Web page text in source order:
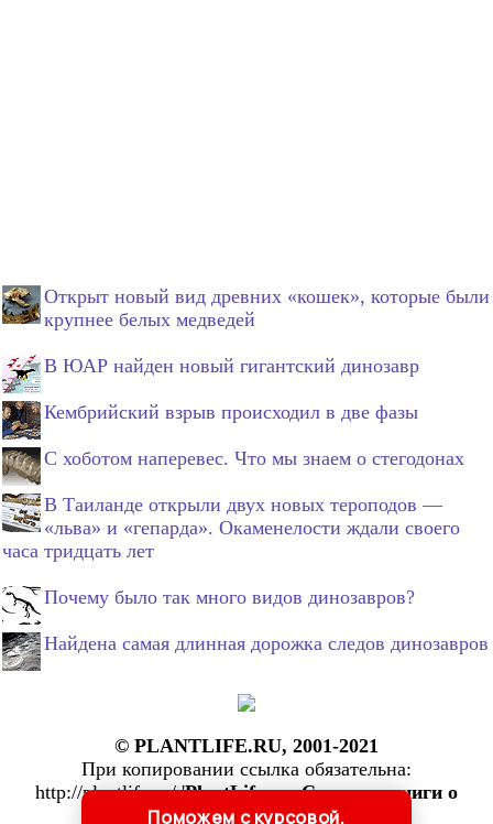
Открыт новый вид древних «кошек», которые были
крупнее белых медведей
В ЮАР найден новый гигантский динозавр
Кембрийский взрыв происходил в две фазы
С хоботом наперевес. Что мы знаем о стегодонах
В Таиланде открыли двух новых тероподов —
«льва» и «гепарда». Окаменелости ждали своего
часа тридцать лет
Почему было так много видов динозавров?
Найдена самая длинная дорожка следов динозавров
© PLANTLIFE.RU, 2001-2021
При копировании ссылка обязательна:
http://plantlife.ru/ 'PlantLife.ru: Статьи и книги о
растениях'
Поможем с курсовой,